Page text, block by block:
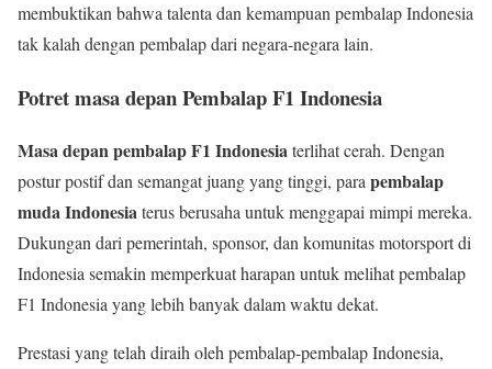
membuktikan bahwa talenta dan kemampuan pembalap Indonesia
tak kalah dengan pembalap dari negara-negara lain.
Potret masa depan Pembalap F1 Indonesia
Masa depan pembalap F1 Indonesiaterlihat cerah. Dengan
postur postif dan semangat juang yang tinggi, parapembalap
muda Indonesiaterus berusaha untuk menggapai mimpi mereka.
Dukungan dari pemerintah, sponsor, dan komunitas motorsport di
Indonesia semakin memperkuat harapan untuk melihat pembalap
F1 Indonesia yang lebih banyak dalam waktu dekat.
Prestasi yang telah diraih oleh pembalap-pembalap Indonesia,